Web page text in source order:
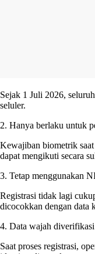
Sejak 1 Juli 2026,
seluler.
2. Hanya berlaku untuk
Kewajiban biometrik
dapat mengikuti secara
3. Tetap menggunakan
Registrasi tidak lagi
dicocokkan dengan data
4. Data wajah
Saat proses registrasi,